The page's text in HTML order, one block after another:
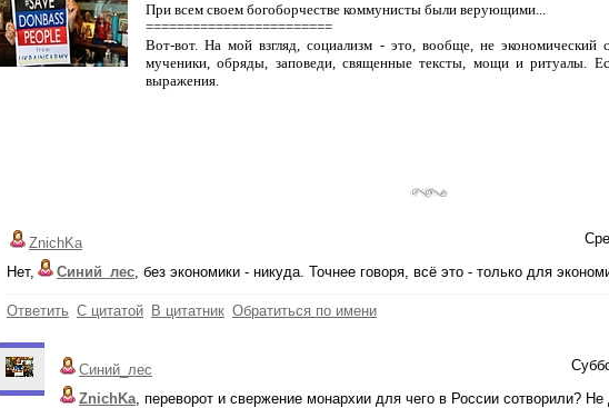
При всем своем богоборчестве коммунисты были верующими...
========================
Вот-вот. На мой взгляд, социализм - это, вообще, не
мученики, обряды, заповеди, священные тексты, мощи и ритуалы.
выражения.
ZnichKa
Нет,
Синий_лес, без экономики - никуда. Точнее говоря, всё это - только для
Ответить С цитатой В цитатник Обратиться по имени
Синий_лес
ZnichKa, переворот и свержение монархии для чего в России сотворили?